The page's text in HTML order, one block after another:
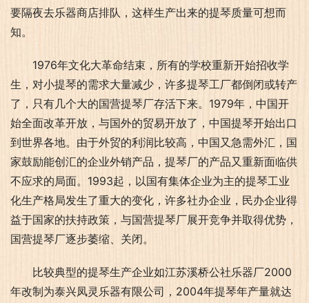
要隔夜去乐器商店排队，这样生产出来的提琴质量可想而
知。
1976年文化大革命结束，所有的学校重新开始招收学
生，对小提琴的需求大量减少，许多提琴工厂都倒闭或转产
了，只有几个大的国营提琴厂存活下来。1979年，中国开
始全面改革开放，与国外的贸易开放了，中国提琴开始出口
到世界各地。由于外贸的利润比较高，中国又急需外汇，国
家鼓励能创汇的企业外销产品，提琴厂的产品又重新面临供
不应求的局面。1993起，以国有集体企业为主的提琴工业
化生产格局发生了重大的变化，许多社办企业，民办企业得
益于国家的扶持政策，与国营提琴厂展开竞争并取得优势，
国营提琴厂逐步萎缩、关闭。
比较典型的提琴生产企业如江苏溪桥公社乐器厂2000
年改制为泰兴凤灵乐器有限公司，2004年提琴年产量就达